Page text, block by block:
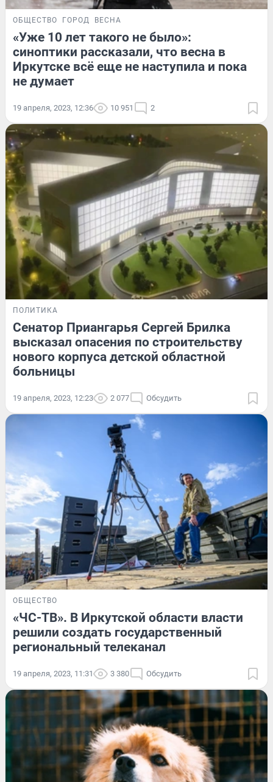
ОБЩЕСТВО ГОРОД ВЕСНА
«Уже 10 лет такого не было»:
синоптики рассказали, что весна в
Иркутске всё еще не наступила и пока
не думает
19 апреля, 2023, 12:36 10 951 2
ПОЛИТИКА
Сенатор Приангарья Сергей Брилка
высказал опасения по строительству
нового корпуса детской областной
больницы
19 апреля, 2023, 12:23 2 077 Обсудить
ОБЩЕСТВО
«ЧС-ТВ». В Иркутской области власти
решили создать государственный
региональный телеканал
19 апреля, 2023, 11:31 3 380 Обсудить